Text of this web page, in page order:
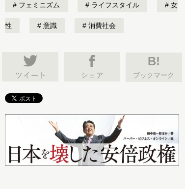
フェミニズム ライフスタイル 女
性 意識 消費社会
B!
ブックマーク